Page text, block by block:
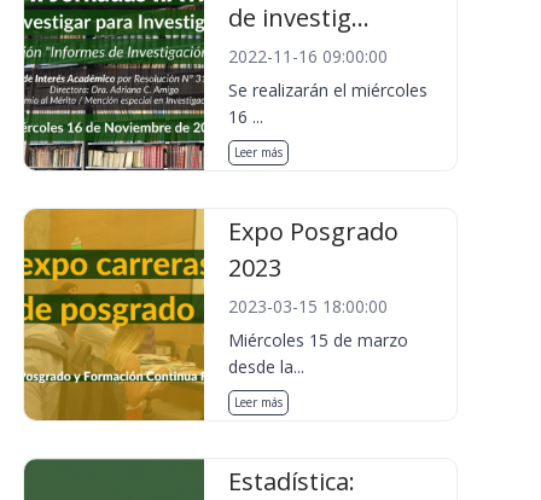
de investig...
2022-11-16 09:00:00
Se realizarán el miércoles
16 ...
Leer más
Expo Posgrado
2023
2023-03-15 18:00:00
Miércoles 15 de marzo
desde la...
Leer más
Estadística: